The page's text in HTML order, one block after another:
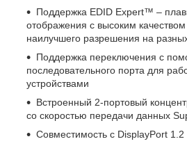
Поддержка EDID Expert™ –
отображения с высоким
наилучшего разрешения на
Поддержка переключения с
последовательного порта для
устройствами
Встроенный 2-портовый
со скоростью передачи данных
Совместимость с DisplayPort 1.2